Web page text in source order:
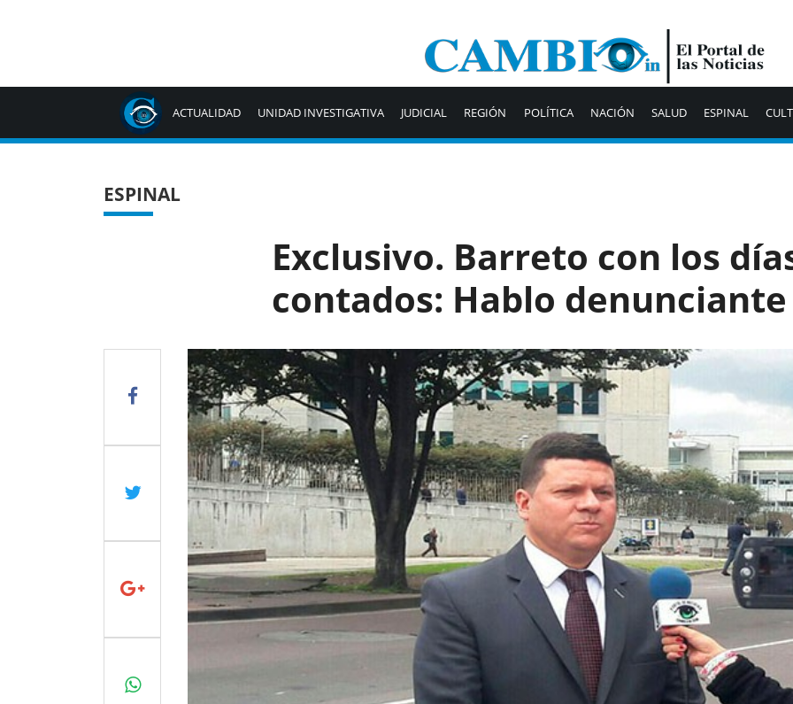
ACTUALIDAD UNIDAD INVESTIGATIVA JUDICIAL REGIÓN POLÍTICA NACIÓN SALUD ESPINAL
ESPINAL
Exclusivo. Barreto con los
contados: Hablo denunciante